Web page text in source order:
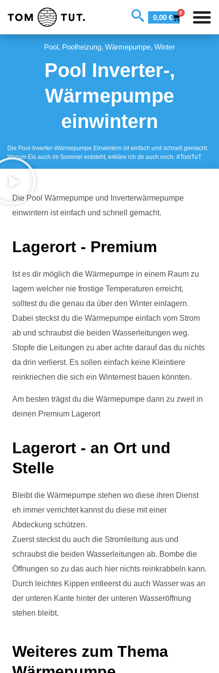
0,00 €
0
Pool, Poolheizung, Wärmepumpe, Winter
Pool Inverter-,
Wärmepumpe
einwintern
Die Pool-Inverter-Wärmepumpe Einwintern ist einfach und schnell gemacht.
Warum Eis auch im Sommer entsteht, erkläre ich dir auch noch. #TomTuT
Die Pool Wärmepumpe und Inverterwärmepumpe
einwintern ist einfach und schnell gemacht.
Lagerort - Premium
Ist es dir möglich die Wärmepumpe in einem Raum zu
lagern welcher nie frostige Temperaturen erreicht,
solltest du die genau da über den Winter einlagern.
Dabei steckst du die Wärmepumpe einfach vom Strom
ab und schraubst die beiden Wasserleitungen weg.
Stopfe die Leitungen zu aber achte darauf das du nichts
da drin verlierst. Es sollen einfach keine Kleintiere
reinkriechen die sich ein Winternest bauen könnten.
Am besten trägst du die Wärmepumpe dann zu zweit in
deinen Premium Lagerort
Lagerort - an Ort und
Stelle
Bleibt die Wärmepumpe stehen wo diese ihren Dienst
eh immer verrichtet kannst du diese mit einer
Abdeckung schützen.
Zuerst steckst du auch die Stromleitung aus und
schraubst die beiden Wasserleitungen ab. Bombe die
Öffnungen so zu das auch hier nichts reinkrabbeln kann.
Durch leichtes Kippen entleerst du auch Wasser was an
der unteren Kante hinter der unteren Wasseröffnung
stehen bleibt.
Weiteres zum Thema